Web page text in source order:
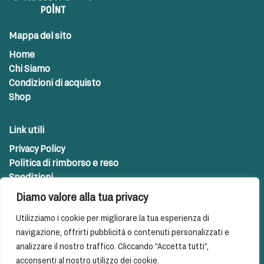
Diamo valore alla tua privacy
Utilizziamo i cookie per migliorare la tua esperienza di
navigazione, offrirti pubblicità o contenuti personalizzati e
analizzare il nostro traffico. Cliccando “Accetta tutti”,
acconsenti al nostro utilizzo dei cookie.
Mappa del sito
Home
Chi Siamo
Condizioni di acquisto
Shop
Link utili
Privacy Policy
Politica di rimborso e reso
Spedizioni
info@farmapetpoint.com